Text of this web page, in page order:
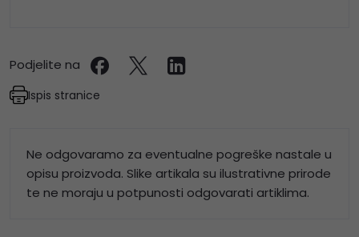
Podjelite na
Ispis stranice
Ne odgovaramo za eventualne pogreške nastale u
opisu proizvoda. Slike artikala su ilustrativne prirode
te ne moraju u potpunosti odgovarati artiklima.